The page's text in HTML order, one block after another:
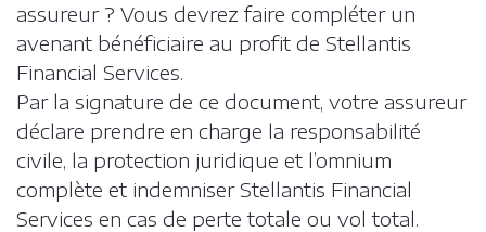
assureur ? Vous devrez faire compléter un
avenant bénéficiaire au profit de Stellantis
Financial Services.
Par la signature de ce document, votre assureur
déclare prendre en charge la responsabilité
civile, la protection juridique et l’omnium
complète et indemniser Stellantis Financial
Services en cas de perte totale ou vol total.